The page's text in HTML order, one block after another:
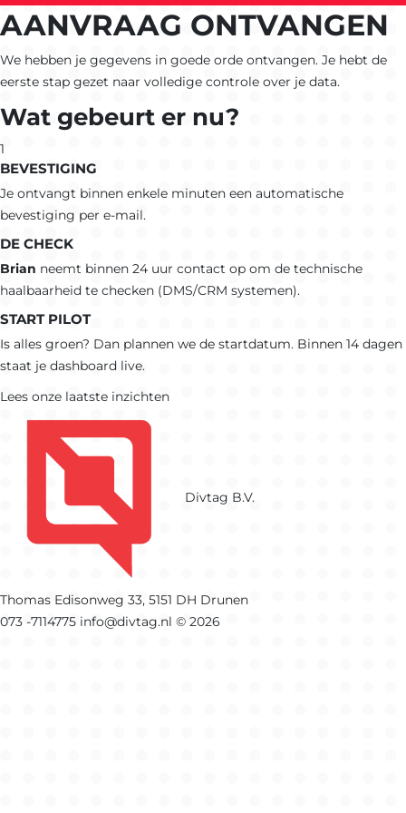
AANVRAAG ONTVANGEN
We hebben je gegevens in goede orde ontvangen. Je hebt de
eerste stap gezet naar volledige controle over je data.
Wat gebeurt er nu?
1
BEVESTIGING
Je ontvangt binnen enkele minuten een automatische
bevestiging per e-mail.
DE CHECK
Brian neemt binnen 24 uur contact op om de technische
haalbaarheid te checken (DMS/CRM systemen).
START PILOT
Is alles groen? Dan plannen we de startdatum. Binnen 14 dagen
staat je dashboard live.
Lees onze laatste inzichten
Divtag B.V.
Thomas Edisonweg 33, 5151 DH Drunen
073 -7114775 info@divtag.nl © 2026